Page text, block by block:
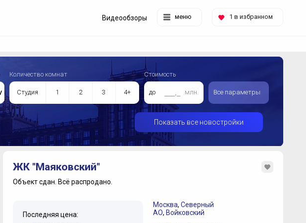
меню 1 в избранном
Видеообзоры
Количество комнат
Студия 1 2 3 4+
Стоимость
до млн. Все параметры
Показать все новостройки
ЖК "Маяковский"
Объект сдан. Всё распродано.
Последняя цена:
Москва, Северный
АО, Войковский